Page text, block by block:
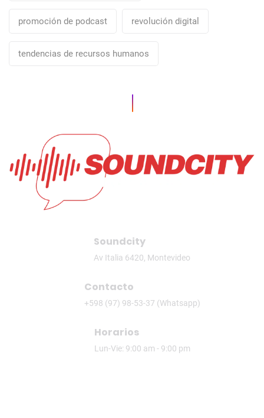
promoción de podcast revolución digital
tendencias de recursos humanos
Soundcity
Av Italia 6420, Montevideo
Contacto
+598 (97) 98-53-37 (Whatsapp)
Horarios
Lun-Vie: 9:00 am - 9:00 pm